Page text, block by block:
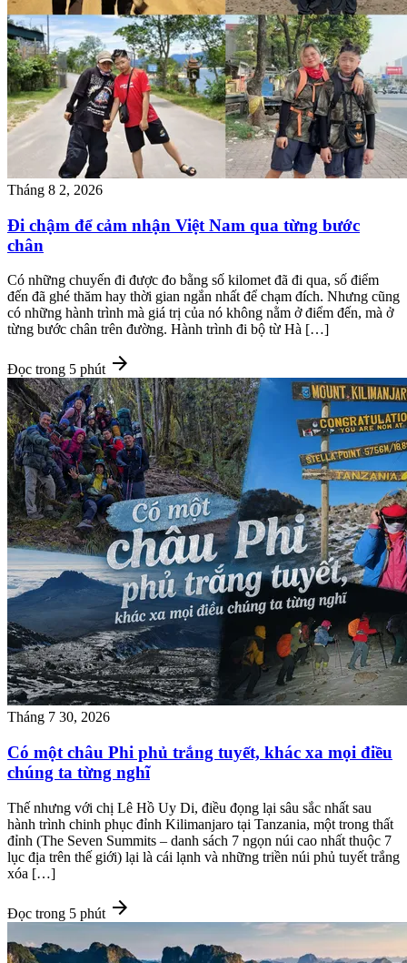
Tháng 8 2, 2026
Đi chậm để cảm nhận Việt Nam qua từng bước
chân
Có những chuyến đi được đo bằng số kilomet đã đi qua, số điểm
đến đã ghé thăm hay thời gian ngắn nhất để chạm đích. Nhưng cũng
có những hành trình mà giá trị của nó không nằm ở điểm đến, mà ở
từng bước chân trên đường. Hành trình đi bộ từ Hà […]
Đọc trong 5 phút arrow_forward
Tháng 7 30, 2026
Có một châu Phi phủ trắng tuyết, khác xa mọi điều
chúng ta từng nghĩ
Thế nhưng với chị Lê Hồ Uy Di, điều đọng lại sâu sắc nhất sau
hành trình chinh phục đỉnh Kilimanjaro tại Tanzania, một trong thất
đỉnh (The Seven Summits – danh sách 7 ngọn núi cao nhất thuộc 7
lục địa trên thế giới) lại là cái lạnh và những triền núi phủ tuyết trắng
xóa […]
Đọc trong 5 phút arrow_forward